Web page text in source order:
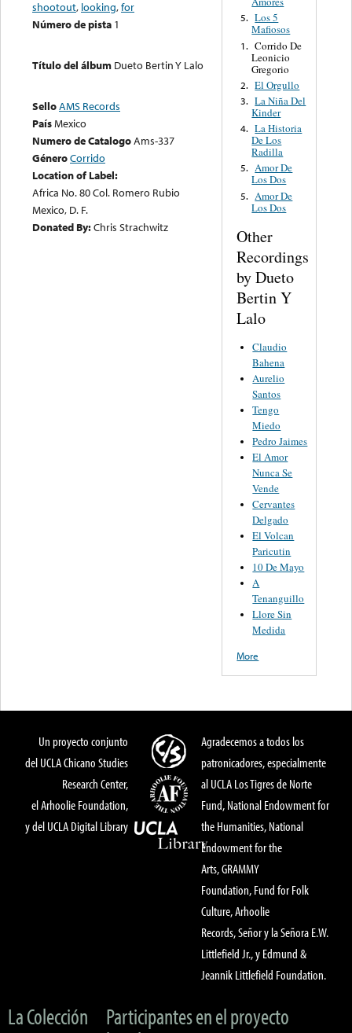
shootout, looking,for
Número de pista 1
Título del álbum Dueto Bertin Y Lalo
SelloAMS Records
PaísMexico
Numero de CatalogoAms-337
GéneroCorrido
Location of Label:
Africa No. 80 Col. Romero Rubio
Mexico, D. F.
Donated By:Chris Strachwitz
5. Los 5
Mafiosos
1. Corrido De
Leonicio
Gregorio
2. El Orgullo
3. La Niña Del
Kinder
4. La Historia
De Los
Radilla
5. Amor De
Los Dos
5. Amor De
Los Dos
Other
Recordings
by Dueto
Bertin Y
Lalo
Claudio
Bahena
Aurelio
Santos
Tengo
Miedo
Pedro Jaimes
El Amor
Nunca Se
Vende
Cervantes
Delgado
El Volcan
Paricutin
10 De Mayo
A
Tenanguillo
Llore Sin
Medida
More
Un proyecto conjunto
del UCLA Chicano Studies
Research Center,
el Arhoolie Foundation,
y del UCLA Digital Library
Agradecemos a todos los
patronicadores, especialmente
al UCLA Los Tigres de Norte
Fund, National Endowment for
the Humanities, National
Endowment for the
Arts, GRAMMY
Foundation, Fund for Folk
Culture, Arhoolie
Records, Señor y la Señora E.W.
Littlefield Jr., y Edmund &
Jeannik Littlefield Foundation.
La Colección
Participantes en el proyecto